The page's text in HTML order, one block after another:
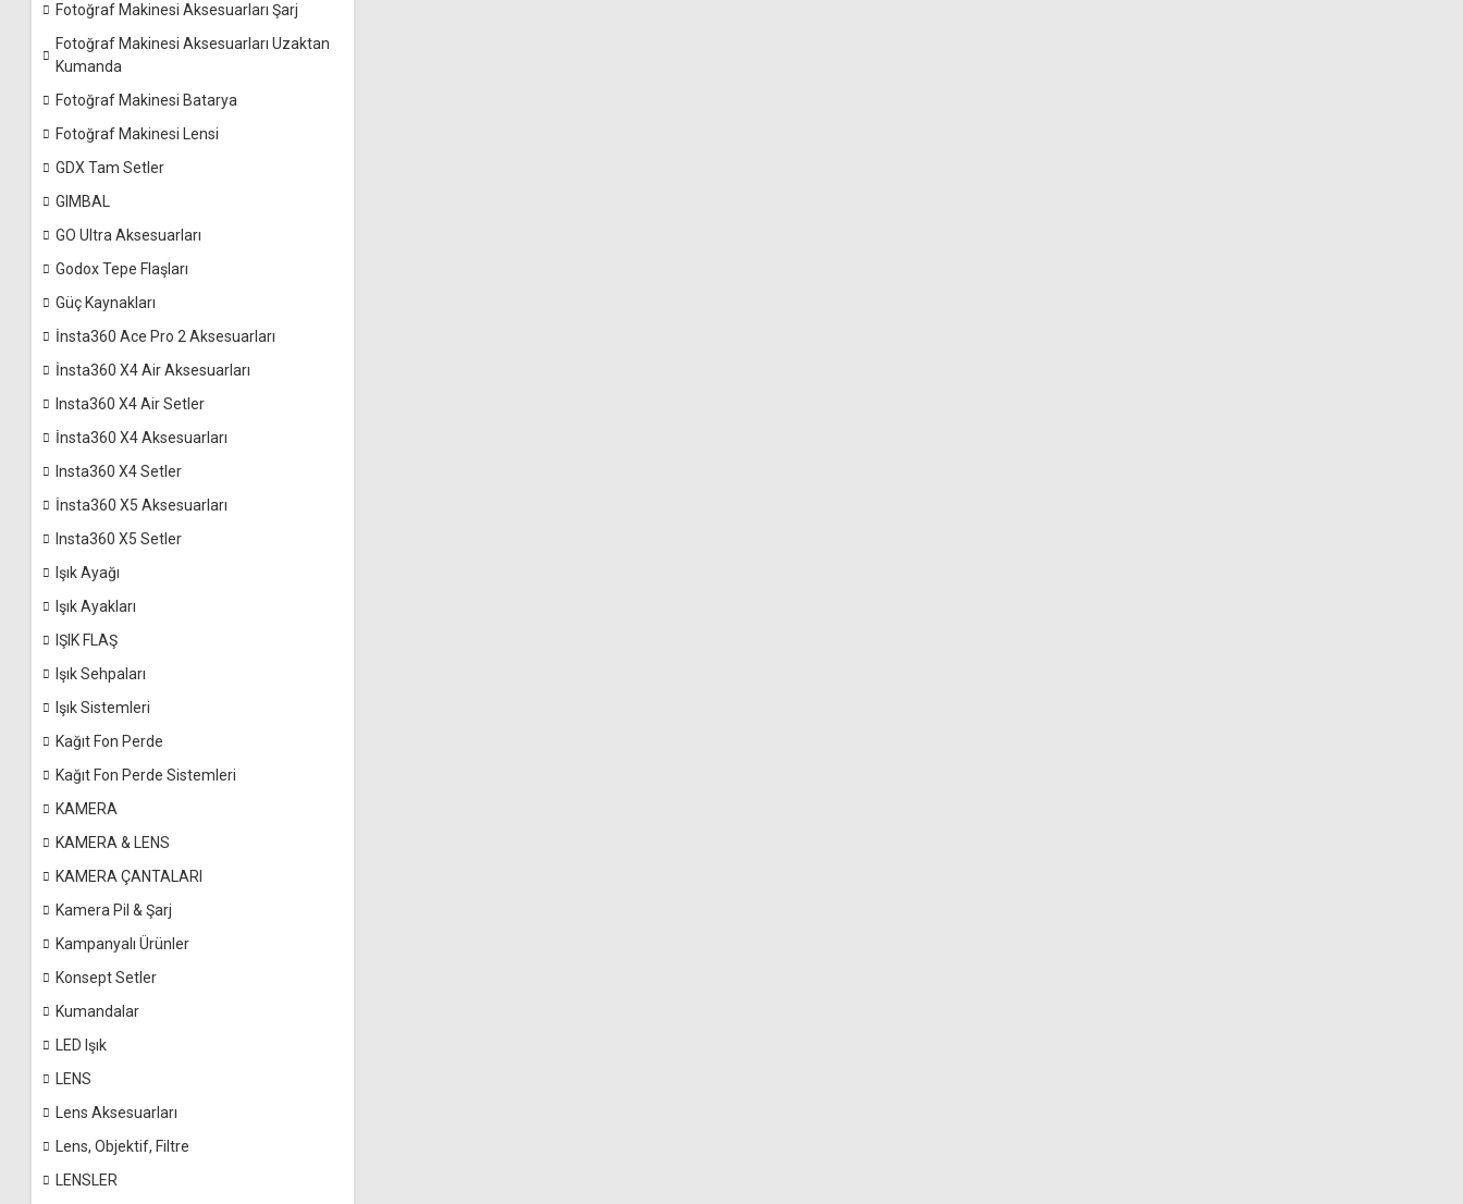
Fotoğraf Makinesi Aksesuarları Şarj
Fotoğraf Makinesi Aksesuarları Uzaktan
Kumanda
Fotoğraf Makinesi Batarya
Fotoğraf Makinesi Lensi
GDX Tam Setler
GIMBAL
GO Ultra Aksesuarları
Godox Tepe Flaşları
Güç Kaynakları
İnsta360 Ace Pro 2 Aksesuarları
İnsta360 X4 Air Aksesuarları
Insta360 X4 Air Setler
İnsta360 X4 Aksesuarları
Insta360 X4 Setler
İnsta360 X5 Aksesuarları
Insta360 X5 Setler
Işık Ayağı
Işık Ayakları
IŞIK FLAŞ
Işık Sehpaları
Işık Sistemleri
Kağıt Fon Perde
Kağıt Fon Perde Sistemleri
KAMERA
KAMERA & LENS
KAMERA ÇANTALARI
Kamera Pil & Şarj
Kampanyalı Ürünler
Konsept Setler
Kumandalar
LED Işık
LENS
Lens Aksesuarları
Lens, Objektif, Filtre
LENSLER